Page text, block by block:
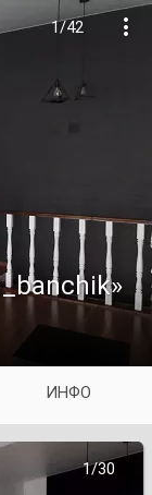

1/42
ИНФО
1/30